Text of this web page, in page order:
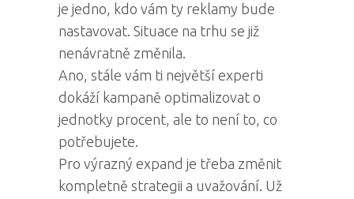
je jedno, kdo vám ty reklamy bude
nastavovat. Situace na trhu se již
nenávratně změnila.
Ano, stále vám ti největší experti
dokáží kampaně optimalizovat o
jednotky procent, ale to není to, co
potřebujete.
Pro výrazný expand je třeba změnit
kompletně strategii a uvažování. Už